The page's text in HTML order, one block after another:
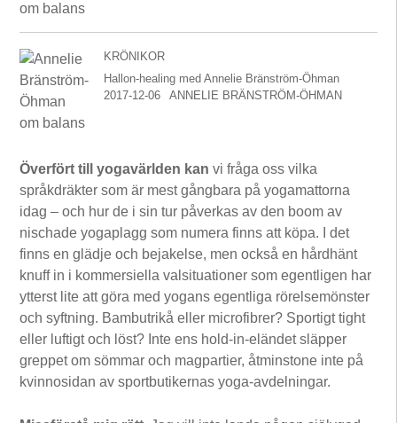
KRÖNIKOR
Hallon-healing med Annelie Bränström-Öhman
2017-12-06
ANNELIE BRÄNSTRÖM-ÖHMAN
Överfört till yogavärlden kan vi fråga oss vilka
språkdräkter som är mest gångbara på yogamattorna
idag – och hur de i sin tur påverkas av den boom av
nischade yogaplagg som numera finns att köpa. I det
finns en glädje och bejakelse, men också en hårdhänt
knuff in i kommersiella valsituationer som egentligen har
ytterst lite att göra med yogans egentliga rörelsemönster
och syftning. Bambutrikå eller microfibrer? Sportigt tight
eller luftigt och löst? Inte ens hold-in-eländet släpper
greppet om sömmar och magpartier, åtminstone inte på
kvinnosidan av sportbutikernas yoga-avdelningar.